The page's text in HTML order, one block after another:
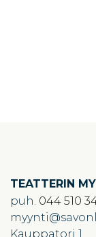
TEATTERIN
puh. 044 510
myynti
Kauppatori 1